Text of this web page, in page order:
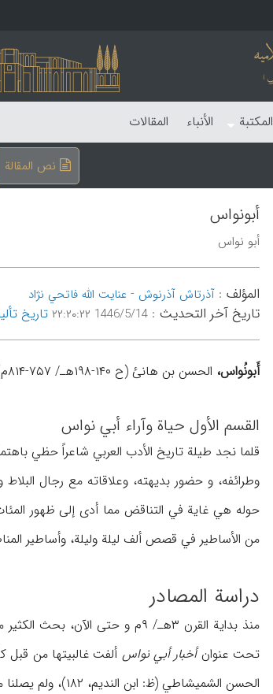
المکتبة الأنباء المقالات
نص المقالة
أبونواس
أبو نواس
المؤلف :آذرتاش آذرنوش -عنایت الله فاتحي نژاد
تاریخ آخر التحدیث :1446/5/14 ۲۲:۲۰:۲۲ تاریخ
أَبونُواس، الحسن بن هانئ (ح ۱۴۰-۱۹۸هـ/ ۷۵۷-۸۱۴م)، شاعر شهیر من العصر العباسي.
القسم الأول حیاة وآراء أبي نواس
قلما نجد طیلة تاریخ الأدب العربي شاعراً حظي
وطرائفه، و حضور بدیهته، وعلاقاته مع رجال البلاط
حوله هي غایة في التناقض مما أدی إلی ظهور
من الأساطیر في قصص ألف لیلة ولیلة، وأساطیر
دراسة المصادر
منذ بدایة القرن ۳هـ/ ۹م و
تحت عنوانأخبار أبي نواس
الحسن